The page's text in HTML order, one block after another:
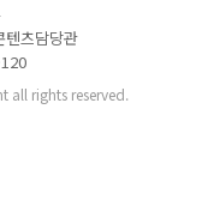
츠담당관
all rights reserved.